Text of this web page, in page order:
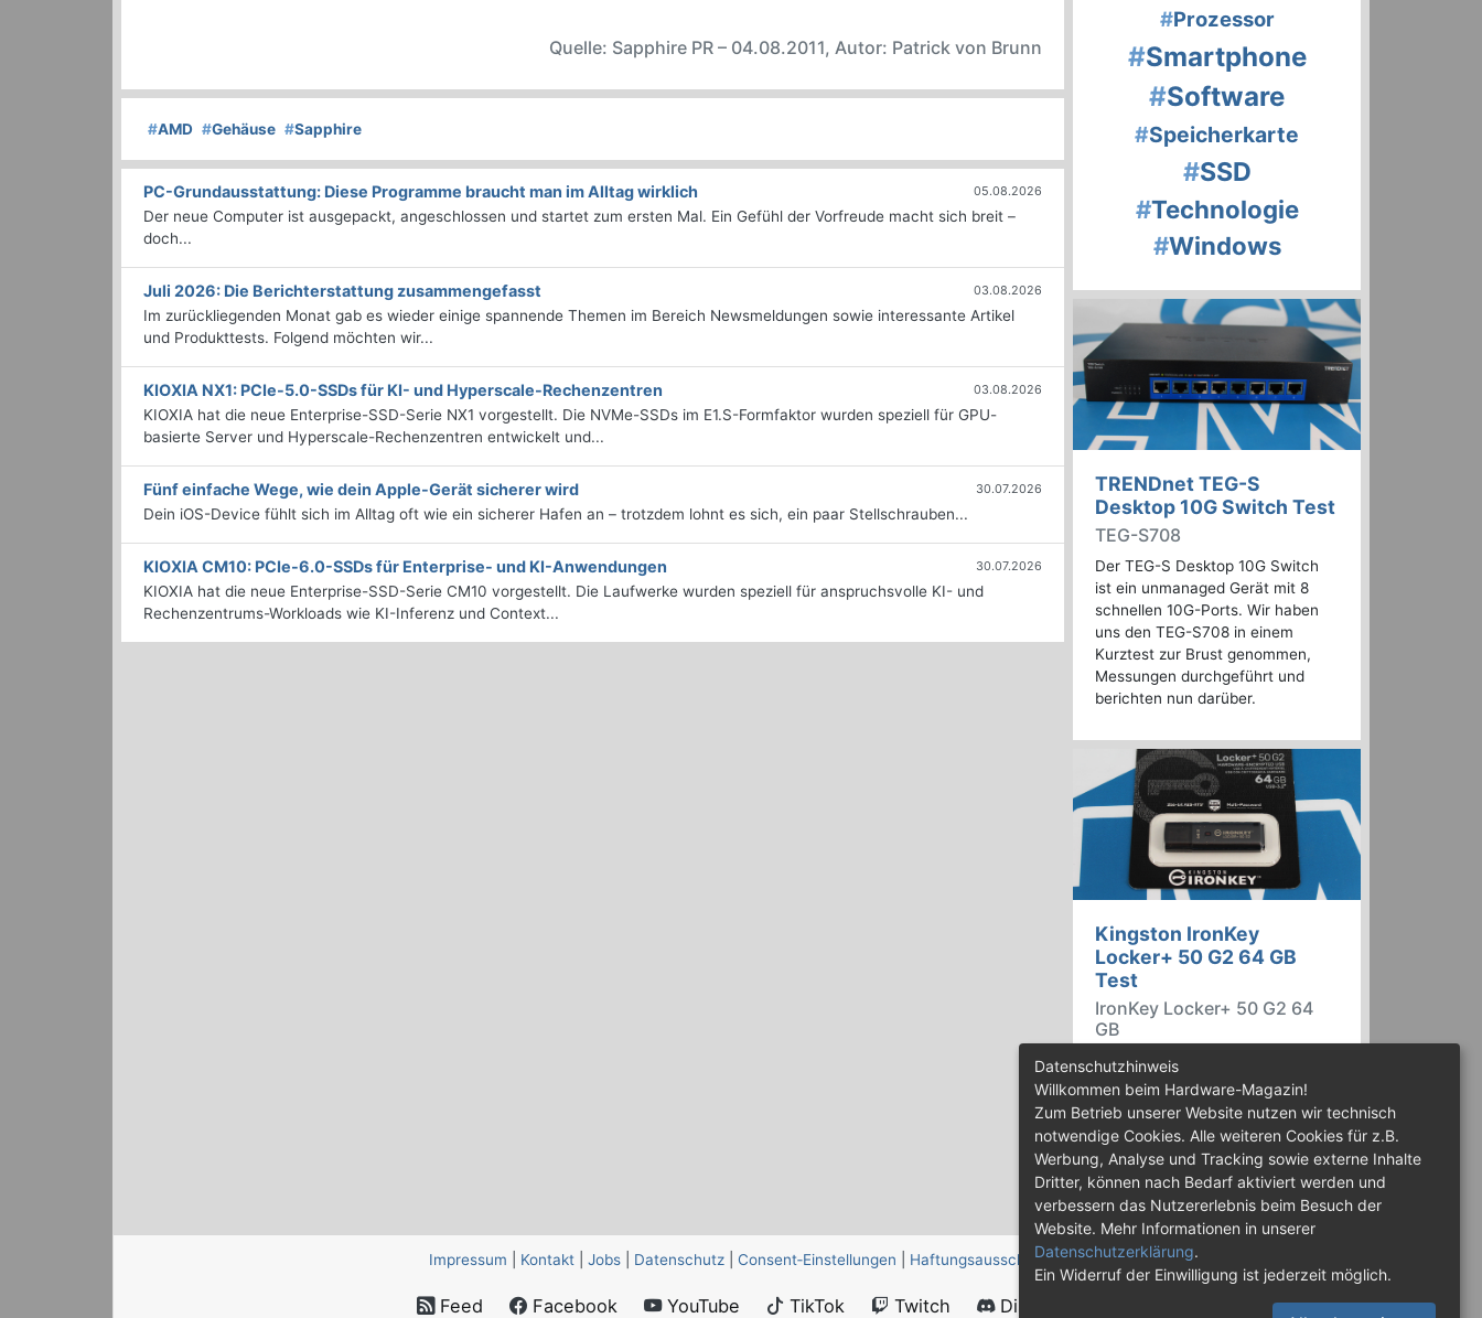
Quelle: Sapphire PR – 04.08.2011, Autor: Patrick von Brunn
#AMD #Gehäuse #Sapphire
PC-Grundausstattung: Diese Programme braucht man im Alltag wirklich 05.08.2026
Der neue Computer ist ausgepackt, angeschlossen und startet zum ersten Mal. Ein Gefühl der Vorfreude macht sich breit –
doch...
Juli 2026: Die Bericht­erstattung zusammengefasst 03.08.2026
Im zurückliegenden Monat gab es wieder einige spannende Themen im Bereich Newsmeldungen sowie interessante Artikel
und Produkttests. Folgend möchten wir...
KIOXIA NX1: PCIe-5.0-SSDs für KI- und Hyperscale-Rechenzentren 03.08.2026
KIOXIA hat die neue Enterprise-SSD-Serie NX1 vorgestellt. Die NVMe-SSDs im E1.S-Formfaktor wurden speziell für GPU-
basierte Server und Hyperscale-Rechenzentren entwickelt und...
Fünf einfache Wege, wie dein Apple-Gerät sicherer wird 30.07.2026
Dein iOS-Device fühlt sich im Alltag oft wie ein sicherer Hafen an – trotzdem lohnt es sich, ein paar Stellschrauben...
KIOXIA CM10: PCIe-6.0-SSDs für Enterprise- und KI-Anwendungen 30.07.2026
KIOXIA hat die neue Enterprise-SSD-Serie CM10 vorgestellt. Die Laufwerke wurden speziell für anspruchsvolle KI- und
Rechenzentrums-Workloads wie KI-Inferenz und Context...
#Prozessor
#Smartphone
#Software
#Speicherkarte
#SSD
#Technologie
#Windows
TRENDnet TEG-S
Desktop 10G Switch Test
TEG-S708
Der TEG-S Desktop 10G Switch
ist ein unmanaged Gerät mit 8
schnellen 10G-Ports. Wir haben
uns den TEG-S708 in einem
Kurztest zur Brust genommen,
Messungen durchgeführt und
berichten nun darüber.
Kingston IronKey
Locker+ 50 G2 64 GB
Test
IronKey Locker+ 50 G2 64
GB
Der IronKey Locker+ 50 G2 von
Kingston ist ein USB-
Flashspeicher mit 256 Bit starker
AES-HW-Verschlüsselung im XTS-
Modus. Wir haben das 64-GB-
Modell im Praxistest genauer
begutachtet.
Impressum Kontakt Jobs Datenschutz Consent‑Einstellungen Haftungsausschluss
Feed Facebook YouTube TikTok Twitch Discord
Datenschutzhinweis
Willkommen beim Hardware-Magazin!
Zum Betrieb unserer Website nutzen wir technisch
notwendige Cookies. Alle weiteren Cookies für z.B.
Werbung, Analyse und Tracking sowie externe Inhalte
Dritter, können nach Bedarf aktiviert werden und
verbessern das Nutzererlebnis beim Besuch der
Website. Mehr Informationen in unserer
Datenschutzerklärung.
Ein Widerruf der Einwilligung ist jederzeit möglich.